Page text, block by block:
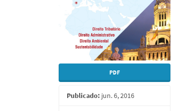
PDF
Publicado: jun. 6, 2016